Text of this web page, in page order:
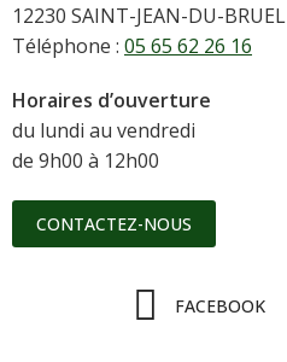
12230 SAINT-JEAN-DU-BRUEL
Téléphone : 05 65 62 26 16
Horaires d’ouverture
du lundi au vendredi
de 9h00 à 12h00
CONTACTEZ-NOUS
FACEBOOK